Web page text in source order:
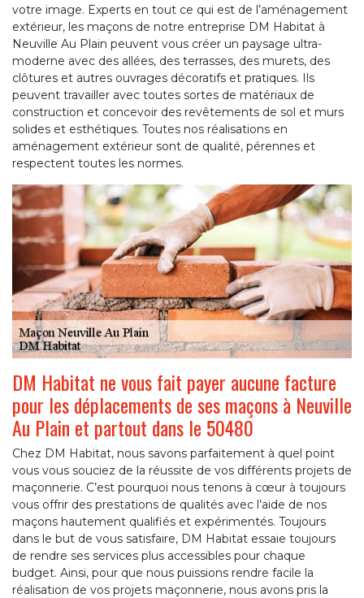
votre image. Experts en tout ce qui est de l’aménagement
extérieur, les maçons de notre entreprise DM Habitat à
Neuville Au Plain peuvent vous créer un paysage ultra-
moderne avec des allées, des terrasses, des murets, des
clôtures et autres ouvrages décoratifs et pratiques. Ils
peuvent travailler avec toutes sortes de matériaux de
construction et concevoir des revêtements de sol et murs
solides et esthétiques. Toutes nos réalisations en
aménagement extérieur sont de qualité, pérennes et
respectent toutes les normes.
DM Habitat ne vous fait payer aucune facture
pour les déplacements de ses maçons à Neuville
Au Plain et partout dans le 50480
Chez DM Habitat, nous savons parfaitement à quel point
vous vous souciez de la réussite de vos différents projets de
maçonnerie. C’est pourquoi nous tenons à cœur à toujours
vous offrir des prestations de qualités avec l’aide de nos
maçons hautement qualifiés et expérimentés. Toujours
dans le but de vous satisfaire, DM Habitat essaie toujours
de rendre ses services plus accessibles pour chaque
budget. Ainsi, pour que nous puissions rendre facile la
réalisation de vos projets maçonnerie, nous avons pris la